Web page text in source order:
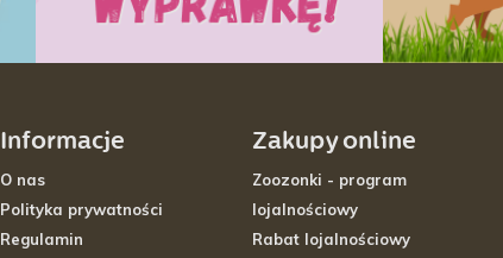
Informacje
O nas
Polityka prywatności
Regulamin
Zakupy online
Zoozonki - program
lojalnościowy
Rabat lojalnościowy